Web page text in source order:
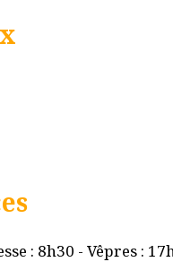
: 8h30 - Vêpres :